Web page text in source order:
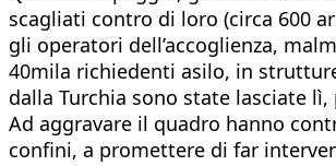
scagliati contro di loro (circa 600
gli operatori dell’accoglienza,
40mila richiedenti asilo, in
dalla Turchia sono state lasciate
Ad aggravare il quadro hanno
confini, a promettere di far